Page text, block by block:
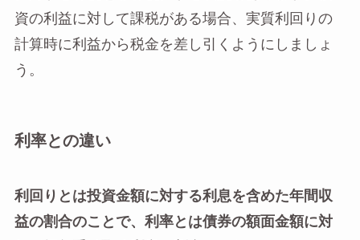
資の利益に対して課税がある場合、実質利回りの
計算時に利益から税金を差し引くようにしましょ
う。
利率との違い
利回りとは投資金額に対する利息を含めた年間収
益の割合のことで、利率とは債券の額面金額に対